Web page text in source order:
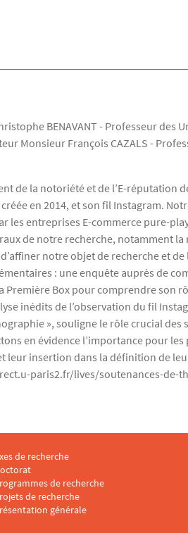
BENAVANT - Professeur des
Monsieur François CAZALS -
de la notoriété et de l’E-réputation
en 2014, et son fil Instagram.
les entreprises E-commerce pure-
de notre recherche, notamment la
notre objet de recherche et de
: une enquête auprès de
Box pour comprendre son
inédits de l’observation du fil
», souligne le rôle crucial des
en évidence l’importance pour
leur insertion dans la définition de
paris2.fr/lives/soutenances-de-
footer CARISM 3
de recherche
de recherche
de recherche
générale